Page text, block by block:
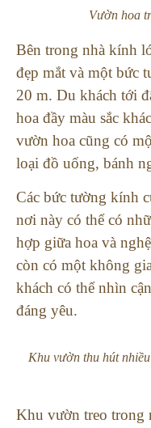
Vườn hoa
Bên trong nhà kính
đẹp mắt và một bức
20 m. Du khách tới
hoa đầy màu sắc
vườn hoa cũng có
loại đồ uống, bánh
Các bức tường kính
nơi này có thể có
hợp giữa hoa và
còn có một không
khách có thể nhìn
đáng yêu.
Khu vườn thu hút
Khu vườn treo trong